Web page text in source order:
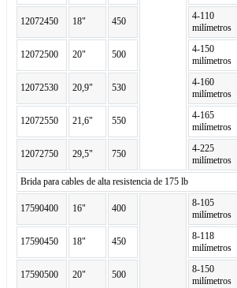
12072450 18" 450
4-110
milímetros
12072500 20" 500
4-150
milímetros
12072530 20,9" 530
4-160
milímetros
12072550 21,6" 550
4-165
milímetros
12072750 29,5" 750
4-225
milímetros
Brida para cables de alta resistencia de 175 lb
17590400 16" 400
8-105
milímetros
17590450 18" 450
8-118
milímetros
17590500 20" 500
8-150
milímetros